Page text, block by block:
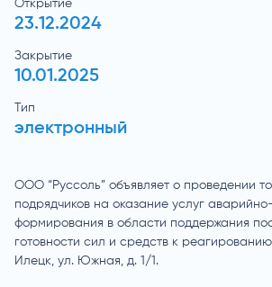
Открытие
23.12.2024
Закрытие
10.01.2025
Тип
электронный
ООО “Руссоль” объявляет о проведении
подрядчиков на оказание услуг
формирования в области поддержания
готовности сил и средств к
Илецк, ул. Южная, д. 1/1.